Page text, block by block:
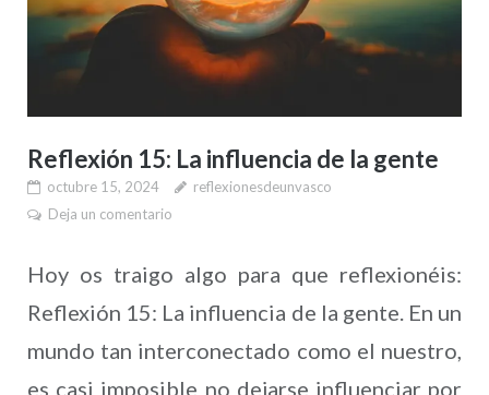
Reflexión 15: La influencia de la gente
octubre 15, 2024
reflexionesdeunvasco
Deja un comentario
Hoy os traigo algo para que reflexionéis:
Reflexión 15: La influencia de la gente. En un
mundo tan interconectado como el nuestro,
es casi imposible no dejarse influenciar por